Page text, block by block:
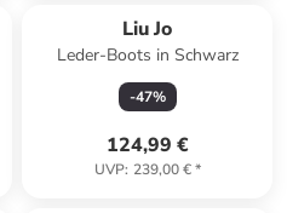
Liu Jo
Leder-Boots in Schwarz
-47%
124,99 €
UVP: 239,00 €*